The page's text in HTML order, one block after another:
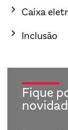
keyboard_arrow_right Caixa
keyboard_arrow_right Inclusão
Fique